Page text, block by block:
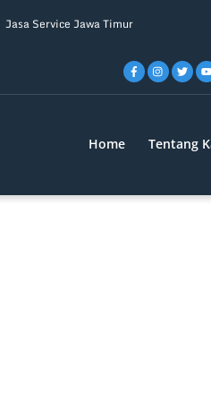
Jasa Service Jawa Timur
Home Tentang